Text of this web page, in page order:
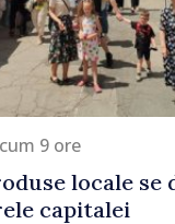
9 ore
locale se
capitalei